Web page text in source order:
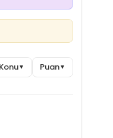
Konu▼ Puan▼